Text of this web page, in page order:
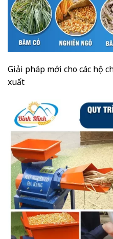
Giải pháp mới cho các hộ
xuất